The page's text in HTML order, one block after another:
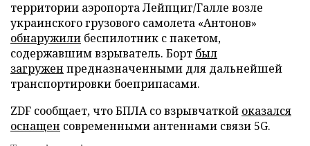
территории аэропорта Лейпциг/Галле возле
украинского грузового самолета «Антонов»
обнаружили беспилотник с пакетом,
содержавшим взрыватель. Борт был
загружен предназначенными для дальнейшей
транспортировки боеприпасами.
ZDF сообщает, что БПЛА со взрывчаткой оказался
оснащен современными антеннами связи 5G.